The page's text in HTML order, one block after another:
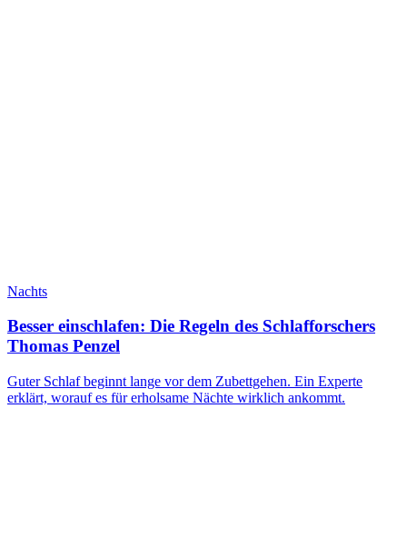
Nachts
Besser einschlafen: Die Regeln des Schlafforschers
Thomas Penzel
Guter Schlaf beginnt lange vor dem Zubettgehen. Ein Experte
erklärt, worauf es für erholsame Nächte wirklich ankommt.